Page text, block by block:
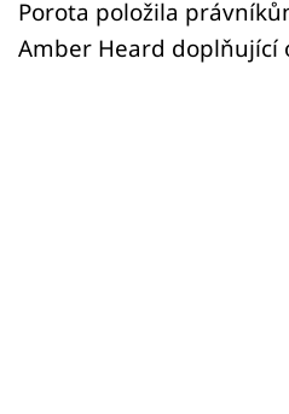
Porota položila
Amber Heard doplňující